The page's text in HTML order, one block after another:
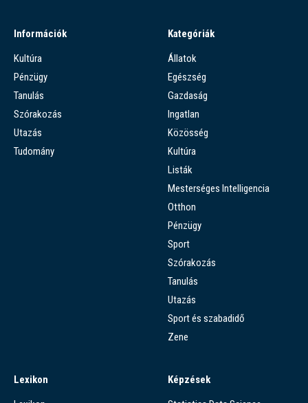
Információk
Kultúra
Pénzügy
Tanulás
Szórakozás
Utazás
Tudomány
Kategóriák
Állatok
Egészség
Gazdaság
Ingatlan
Közösség
Kultúra
Listák
Mesterséges Intelligencia
Otthon
Pénzügy
Sport
Szórakozás
Tanulás
Utazás
Sport és szabadidő
Zene
Lexikon
Képzések